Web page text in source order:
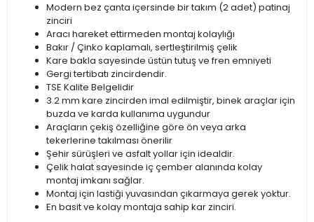
Modern bez çanta içersinde bir takım (2 adet) patinaj
zinciri
Aracı hareket ettirmeden montaj kolaylığı
Bakır / Çinko kaplamalı, sertleştirilmiş çelik
Kare bakla sayesinde üstün tutuş ve fren emniyeti
Gergi tertibatı zincirdendir.
TSE Kalite Belgelidir
3.2 mm kare zincirden imal edilmiştir, binek araçlar için
buzda ve karda kullanıma uygundur
Araçların çekiş özelliğine göre ön veya arka
tekerlerine takılması önerilir
Şehir sürüşleri ve asfalt yollar için idealdir.
Çelik halat sayesinde iç çember alanında kolay
montaj imkanı sağlar.
Montaj için lastiği yuvasından çıkarmaya gerek yoktur.
En basit ve kolay montaja sahip kar zinciri.